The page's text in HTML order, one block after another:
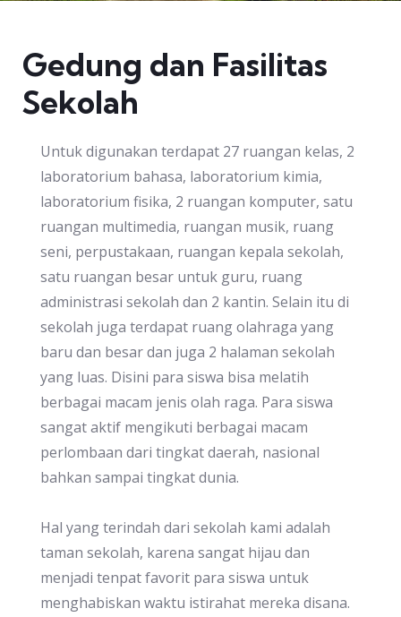
Gedung dan Fasilitas
Sekolah
Untuk digunakan terdapat 27 ruangan kelas, 2
laboratorium bahasa, laboratorium kimia,
laboratorium fisika, 2 ruangan komputer, satu
ruangan multimedia, ruangan musik, ruang
seni, perpustakaan, ruangan kepala sekolah,
satu ruangan besar untuk guru, ruang
administrasi sekolah dan 2 kantin. Selain itu di
sekolah juga terdapat ruang olahraga yang
baru dan besar dan juga 2 halaman sekolah
yang luas. Disini para siswa bisa melatih
berbagai macam jenis olah raga. Para siswa
sangat aktif mengikuti berbagai macam
perlombaan dari tingkat daerah, nasional
bahkan sampai tingkat dunia.
Hal yang terindah dari sekolah kami adalah
taman sekolah, karena sangat hijau dan
menjadi tenpat favorit para siswa untuk
menghabiskan waktu istirahat mereka disana.